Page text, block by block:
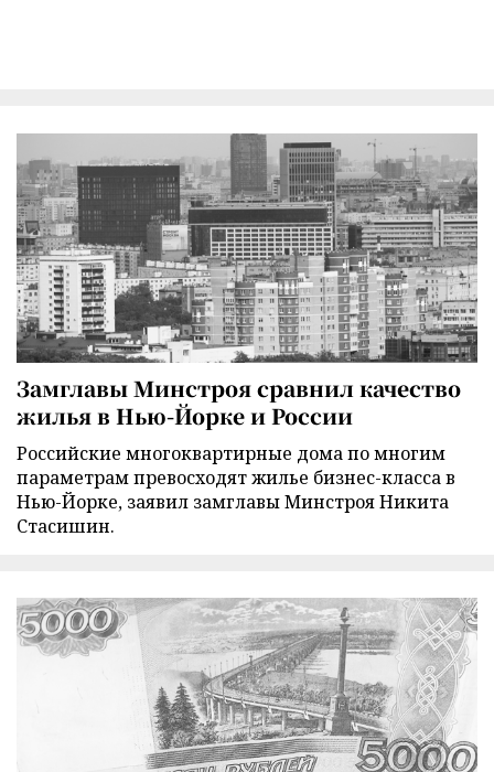
Замглавы Минстроя сравнил качество
жилья в Нью-Йорке и России
Российские многоквартирные дома по многим
параметрам превосходят жилье бизнес-класса в
Нью-Йорке, заявил замглавы Минстроя Никита
Стасишин.